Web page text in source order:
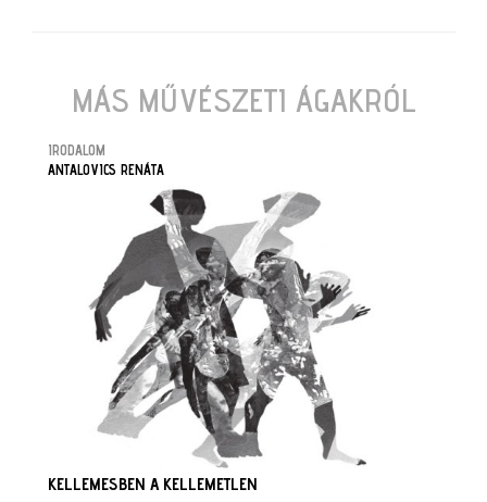
MÁS MŰVÉSZETI ÁGAKRÓL
IRODALOM
ANTALOVICS RENÁTA
KELLEMESBEN A KELLEMETLEN